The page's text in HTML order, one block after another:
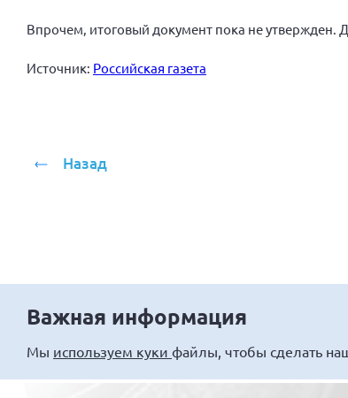
Впрочем, итоговый документ пока не утвержден.
Источник: Российская газета
Назад
Важная информация
Мы используем куки файлы, чтобы сделать